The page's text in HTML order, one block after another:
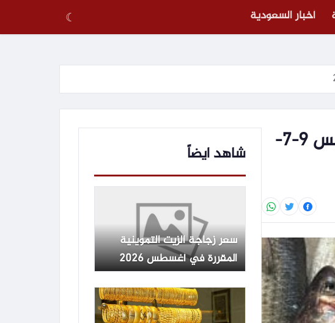
أخبار السعودية ☾
البورى بـ 90 جنيها.. أسعار الأسماك بـ بورسعيد اليوم الخميس 9-7-
شاهد ايضاً
سعر زجاجة الزيت التموينية
المقررة في أغسطس 2026